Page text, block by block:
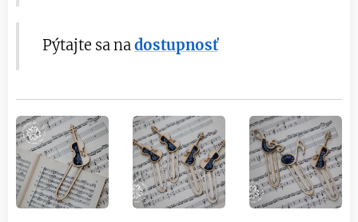
Pýtajte sanadostupnosť